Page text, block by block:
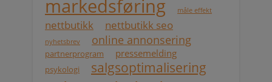
markedsføring måle effekt
nettbutikk nettbutikk seo
nyhetsbrev online annonsering
partnerprogram pressemelding
psykologi salgsoptimalisering